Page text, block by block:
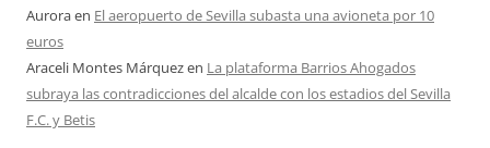
Auroraen El aeropuerto de Sevilla subasta una avioneta por 10
euros
Araceli Montes Márquezen La plataforma Barrios Ahogados
subraya las contradicciones del alcalde con los estadios del Sevilla
F.C. y Betis